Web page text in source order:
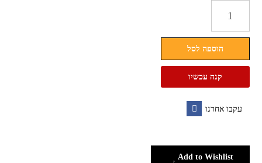
חגורה
אופנתית
גוצ'י
הוספה לסל
קנה עכשיו
עקבו אחרנו
Add to Wishlist